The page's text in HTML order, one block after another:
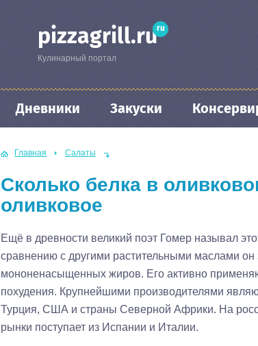
pizzagrill.ruru
Кулинарный портал
Дневники Закуски
Главная Салаты
Сколько белка в
оливковое
Ещё в древности великий поэт Гомер называл
сравнению с другими растительными маслами
мононенасыщенных жиров. Его активно
похудения. Крупнейшими производителями
Турция, США и страны Северной Африки. На
рынки поступает из Испании и Италии.